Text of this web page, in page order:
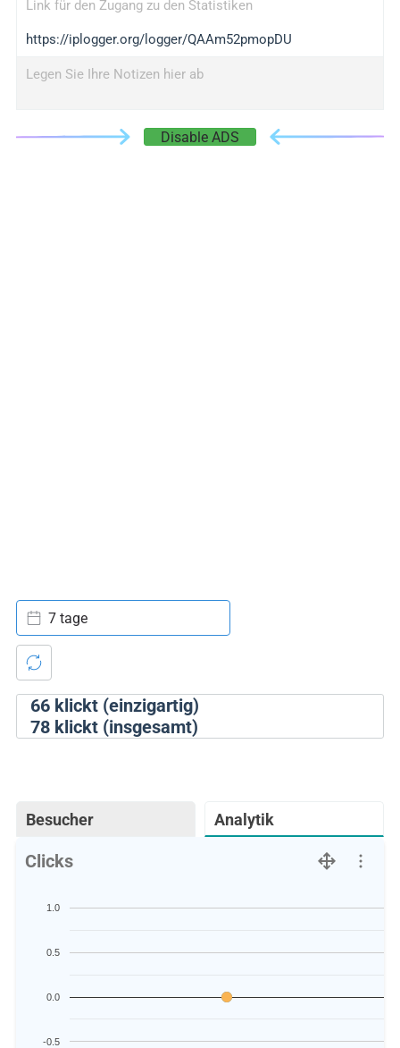
Link für den Zugang zu den Statistiken
https://iplogger.org/logger/QAAm52pmopDU
Legen Sie Ihre Notizen hier ab
Disable ADS
66klickt (einzigartig)
78klickt (insgesamt)
7 tage
Besucher Analytik
Clicks
-0.5
0.0
0.5
1.0